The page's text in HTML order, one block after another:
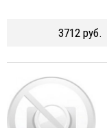
3712 руб.